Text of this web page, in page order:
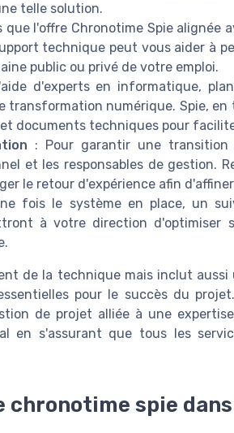
telle solution.
que l'offre Chronotime Spie alignée
technique peut vous aider à
public ou privé de votre emploi.
d'experts en informatique,
transformation numérique. Spie,
documents techniques pour
: Pour garantir une transition
et les responsables de gestion.
le retour d'expérience afin
fois le système en place, un
à votre direction d'optimiser
de la technique mais inclut aussi
pour le succès du
de projet alliée à une expertise
en s'assurant que tous les
chronotime spie